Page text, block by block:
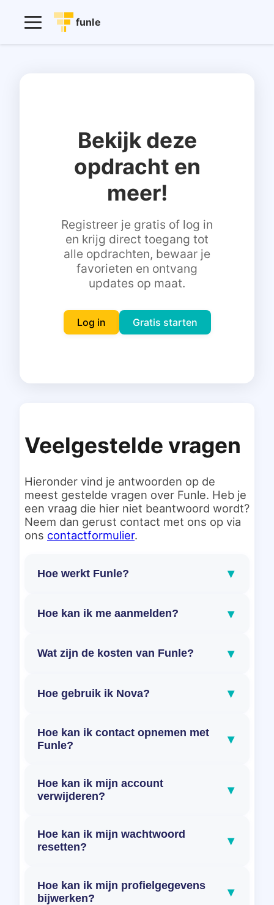
funle
Inloggen
Gratis starten
Bekijk deze
opdracht en
meer!
Registreer je gratis of log in
en krijg direct toegang tot
alle opdrachten, bewaar je
favorieten en ontvang
updates op maat.
Log in Gratis starten
Veelgestelde vragen
Hieronder vind je antwoorden op de
meest gestelde vragen over Funle. Heb je
een vraag die hier niet beantwoord wordt?
Neem dan gerust contact met ons op via
ons contactformulier.
Hoe werkt Funle? ▾
Hoe kan ik me aanmelden? ▾
Wat zijn de kosten van Funle? ▾
Hoe gebruik ik Nova? ▾
Hoe kan ik contact opnemen met
Funle?
▾
Hoe kan ik mijn account
verwijderen?
▾
Hoe kan ik mijn wachtwoord
resetten?
▾
Hoe kan ik mijn profielgegevens
bijwerken?
▾